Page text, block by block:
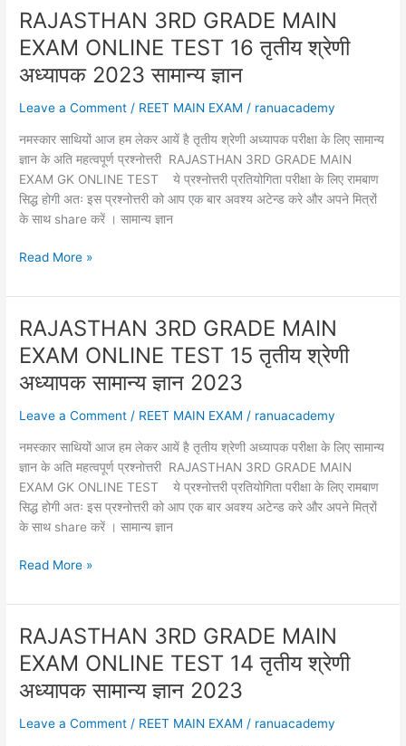
MAIN
EXAM
ONLINE
TEST
तृतीय
अध्यापक
2023
सामान्य
ज्ञान
RAJASTHAN 3RD GRADE MAIN
EXAM ONLINE TEST 16 तृतीय श्रेणी
अध्यापक 2023 सामान्य ज्ञान
Leave a Comment / REET MAIN EXAM / ranuacademy
नमस्कार साथियों आज हम लेकर आयें है तृतीय श्रेणी अध्यापक परीक्षा के लिए सामान्य
ज्ञान के अति महत्वपूर्ण प्रश्नोत्तरी RAJASTHAN 3RD GRADE MAIN
EXAM GK ONLINE TEST ये प्रश्नोत्तरी प्रतियोगिता परीक्षा के लिए रामबाण
सिद्ध होगी अतः इस प्रश्नोत्तरी को आप एक बार अवश्य अटेन्ड करे और अपने मित्रों
के साथ share करें । सामान्य ज्ञान
RAJASTHAN
GRADE
MAIN
EXAM
ONLINE
TEST
तृतीय
अध्यापक
2023
सामान्य
ज्ञान
Read More »
RAJASTHAN 3RD GRADE MAIN
EXAM ONLINE TEST 15 तृतीय श्रेणी
अध्यापक सामान्य ज्ञान 2023
Leave a Comment / REET MAIN EXAM / ranuacademy
नमस्कार साथियों आज हम लेकर आयें है तृतीय श्रेणी अध्यापक परीक्षा के लिए सामान्य
ज्ञान के अति महत्वपूर्ण प्रश्नोत्तरी RAJASTHAN 3RD GRADE MAIN
EXAM GK ONLINE TEST ये प्रश्नोत्तरी प्रतियोगिता परीक्षा के लिए रामबाण
सिद्ध होगी अतः इस प्रश्नोत्तरी को आप एक बार अवश्य अटेन्ड करे और अपने मित्रों
के साथ share करें । सामान्य ज्ञान
RAJASTHAN
GRADE
MAIN
EXAM
ONLINE
TEST
तृतीय
Read More »
RAJASTHAN 3RD GRADE MAIN
EXAM ONLINE TEST 14 तृतीय श्रेणी
अध्यापक सामान्य ज्ञान 2023
Leave a Comment / REET MAIN EXAM / ranuacademy